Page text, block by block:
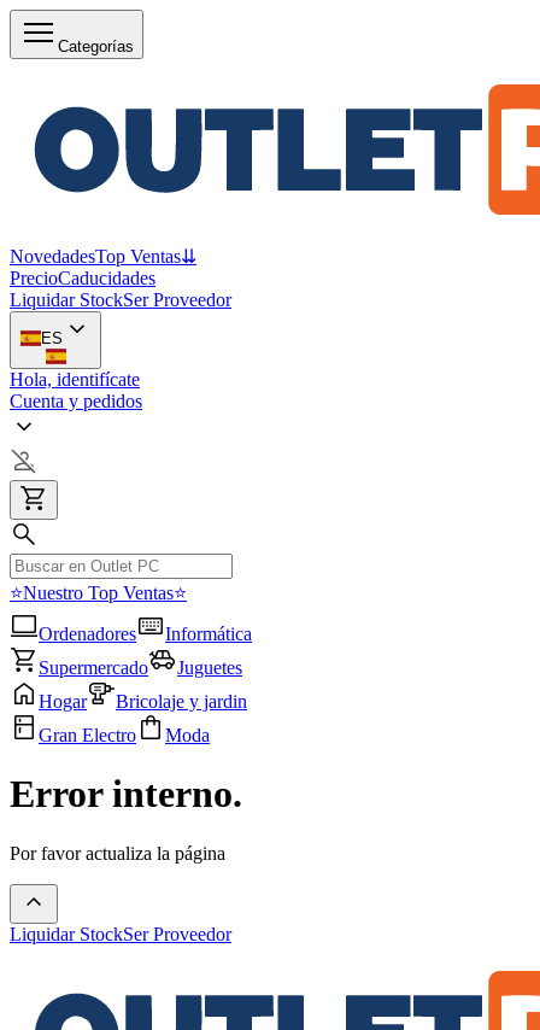
Categorías
NovedadesTop Ventas⇊
PrecioCaducidades
Liquidar StockSer Proveedor
ES
Hola, identifícate
Cuenta y pedidos
⭐Nuestro Top Ventas⭐
Ordenadores
Informática
Supermercado
Juguetes
Hogar
Bricolaje y jardin
Gran Electro
Moda
Error interno.
Por favor actualiza la página
Liquidar StockSer Proveedor